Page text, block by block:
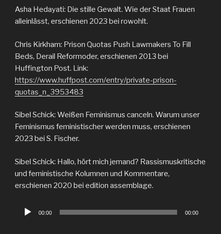
Asha Hedayati: Die stille Gewalt. Wie der Staat Frauen
alleinlässt, erschienen 2023 bei rowohlt.
Chris Kirkham: Prison Quotas Push Lawmakers To Fill
Beds, Derail Reformoder, erschienen 2013 bei
Huffington Post. Link:
https://www.huffpost.com/entry/private-prison-
quotas_n_3953483
Sibel Schick: Weißen Feminismus canceln. Warum unser
Feminismus feministischer werden muss, erschienen
2023 bei S. Fischer.
Sibel Schick: Hallo, hört mich jemand? Rassismuskritische
und feministische Kolumnen und Kommentare,
erschienen 2020 bei edition assemblage.
Audio
00:00 00:00